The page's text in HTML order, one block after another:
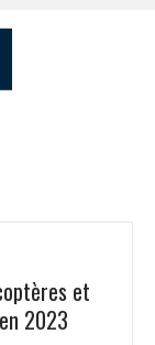
6
7
27
et
2023
?